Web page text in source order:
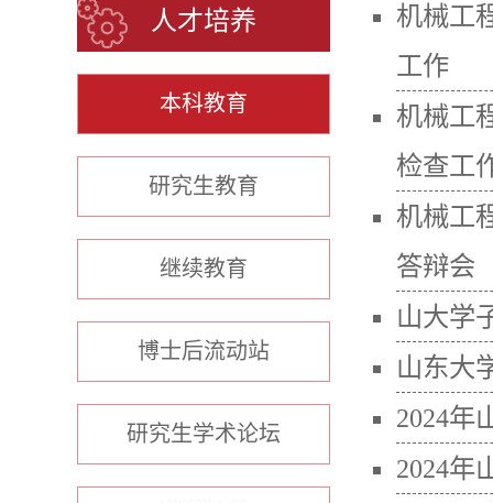
人才培养
本科教育
研究生教育
继续教育
博士后流动站
研究生学术论坛
机械工
工作
机械工
检查工
机械工
答辩会
山大学
山东大
2024年
2024年